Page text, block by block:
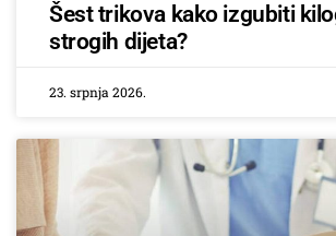
Šest trikova kako izgubiti
strogih dijeta?
23. srpnja 2026.